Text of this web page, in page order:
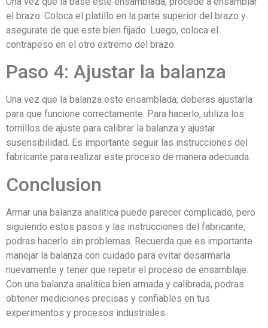
el brazo. Coloca el platillo en la parte superior del brazo y
asegurate de que este bien fijado. Luego, coloca el
contrapeso en el otro extremo del brazo.
Paso 4: Ajustar la balanza
Una vez que la balanza este ensamblada, deberas ajustarla
para que funcione correctamente. Para hacerlo, utiliza los
tornillos de ajuste para calibrar la balanza y ajustar
susensibilidad. Es importante seguir las instrucciones del
fabricante para realizar este proceso de manera adecuada.
Conclusion
Armar una balanza analitica puede parecer complicado, pero
siguiendo estos pasos y las instrucciones del fabricante,
podras hacerlo sin problemas. Recuerda que es importante
manejar la balanza con cuidado para evitar desarmarla
nuevamente y tener que repetir el proceso de ensamblaje.
Con una balanza analitica bien armada y calibrada, podras
obtener mediciones precisas y confiables en tus
experimentos y procesos industriales.